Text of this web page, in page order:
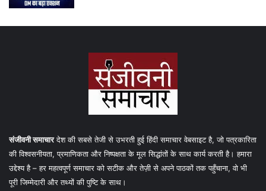
संजीवनी समाचारदेश की सबसे तेजी से उभरती हुई हिंदी समाचार वेबसाइट है, जो पत्रकारिता
की विश्वसनीयता, प्रमाणिकता और निष्पक्षता के मूल सिद्धांतों के साथ कार्य करती है। हमारा
उद्देश्य है – हर महत्वपूर्ण समाचार को सटीक और तेज़ी से अपने पाठकों तक पहुँचाना, वो भी
पूरी जिम्मेदारी और तथ्यों की पुष्टि के साथ।